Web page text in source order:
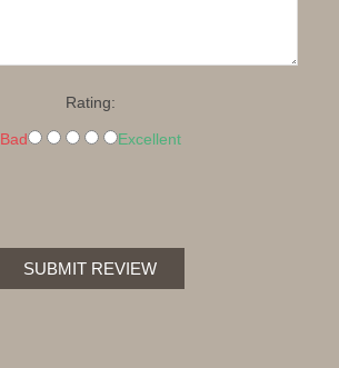
Rating:
Bad Excellent
SUBMIT REVIEW